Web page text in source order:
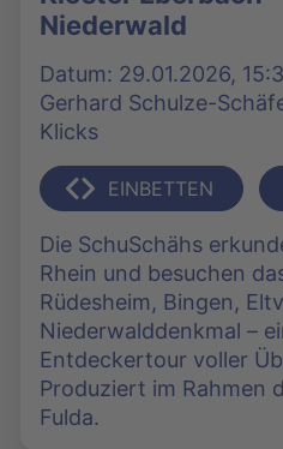
Niederwald
Datum: 29.01.2026,
Gerhard Schulze-
Klicks
EINBETTEN
Die SchuSchähs
Rhein und besuchen
Rüdesheim, Bingen,
Niederwalddenkmal –
Entdeckertour voller
Produziert im Rahmen
Fulda.